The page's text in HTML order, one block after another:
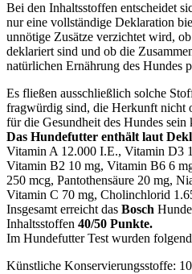
Bei den Inhaltsstoffen entscheidet
nur eine vollständige Deklaration
unnötige Zusätze verzichtet wird,
deklariert sind und ob die
natürlichen Ernährung des Hundes
Es fließen ausschließlich solche
fragwürdig sind, die Herkunft nicht
für die Gesundheit des Hundes sein
Das Hundefutter enthält laut
Vitamin A 12.000 I.E., Vitamin D3
Vitamin B2 10 mg, Vitamin B6 6
250 mcg, Pantothensäure 20 mg,
Vitamin C 70 mg, Cholinchlorid
Insgesamt erreicht das Bosch
Inhaltsstoffen 40/50 Punkte.
Im Hundefutter Test wurden
Künstliche Konservierungsstoffe: